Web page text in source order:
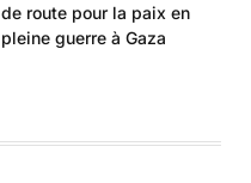
de route pour la paix en
pleine guerre à Gaza